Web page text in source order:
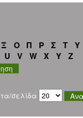
Ξ Ο Π Ρ Σ Τ Υ
U V W X Y Z
σελίδα